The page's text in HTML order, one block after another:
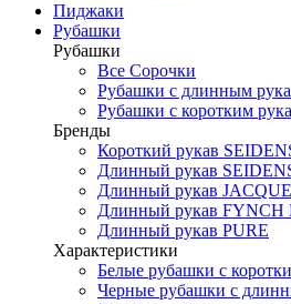
Пиджаки
Рубашки
Рубашки
Все Сорочки
Рубашки с длинным
Рубашки с коротким
Бренды
Короткий рукав
Длинный рукав
Длинный рукав
Длинный рукав FYNCH
Длинный рукав PURE
Характеристики
Белые рубашки с
Черные рубашки с